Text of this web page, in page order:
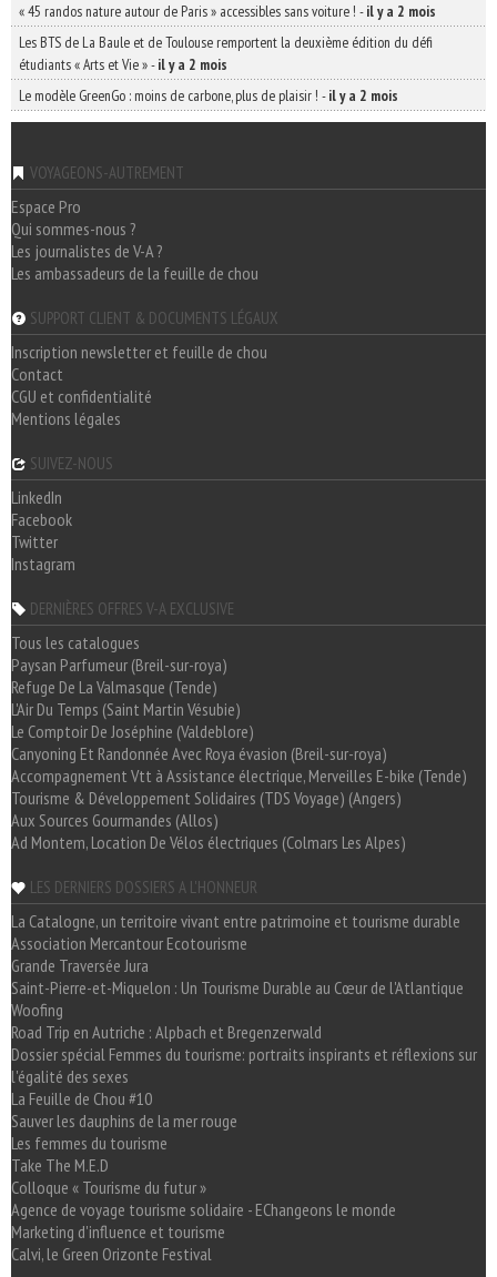
« 45 randos nature autour de Paris » accessibles sans voiture ! -il y a 2 mois
Les BTS de La Baule et de Toulouse remportent la deuxième édition du défi
étudiants « Arts et Vie »-il y a 2 mois
Le modèle GreenGo : moins de carbone, plus de plaisir ! -il y a 2 mois
VOYAGEONS-AUTREMENT
Espace Pro
Qui sommes-nous ?
Les journalistes de V-A ?
Les ambassadeurs de la feuille de chou
SUPPORT CLIENT & DOCUMENTS LÉGAUX
Inscription newsletter et feuille de chou
Contact
CGU et confidentialité
Mentions légales
SUIVEZ-NOUS
LinkedIn
Facebook
Twitter
Instagram
DERNIÈRES OFFRES V-A EXCLUSIVE
Tous les catalogues
Paysan Parfumeur (Breil-sur-roya)
Refuge De La Valmasque (Tende)
L'Air Du Temps (Saint Martin Vésubie)
Le Comptoir De Joséphine (Valdeblore)
Canyoning Et Randonnée Avec Roya évasion (Breil-sur-roya)
Accompagnement Vtt à Assistance électrique, Merveilles E-bike (Tende)
Tourisme & Développement Solidaires (TDS Voyage) (Angers)
Aux Sources Gourmandes (Allos)
Ad Montem, Location De Vélos électriques (Colmars Les Alpes)
LES DERNIERS DOSSIERS A L'HONNEUR
La Catalogne, un territoire vivant entre patrimoine et tourisme durable
Association Mercantour Ecotourisme
Grande Traversée Jura
Saint-Pierre-et-Miquelon : Un Tourisme Durable au Cœur de l'Atlantique
Woofing
Road Trip en Autriche : Alpbach et Bregenzerwald
Dossier spécial Femmes du tourisme: portraits inspirants et réflexions sur
l'égalité des sexes
La Feuille de Chou #10
Sauver les dauphins de la mer rouge
Les femmes du tourisme
Take The M.E.D
Colloque « Tourisme du futur »
Agence de voyage tourisme solidaire - EChangeons le monde
Marketing d'influence et tourisme
Calvi, le Green Orizonte Festival